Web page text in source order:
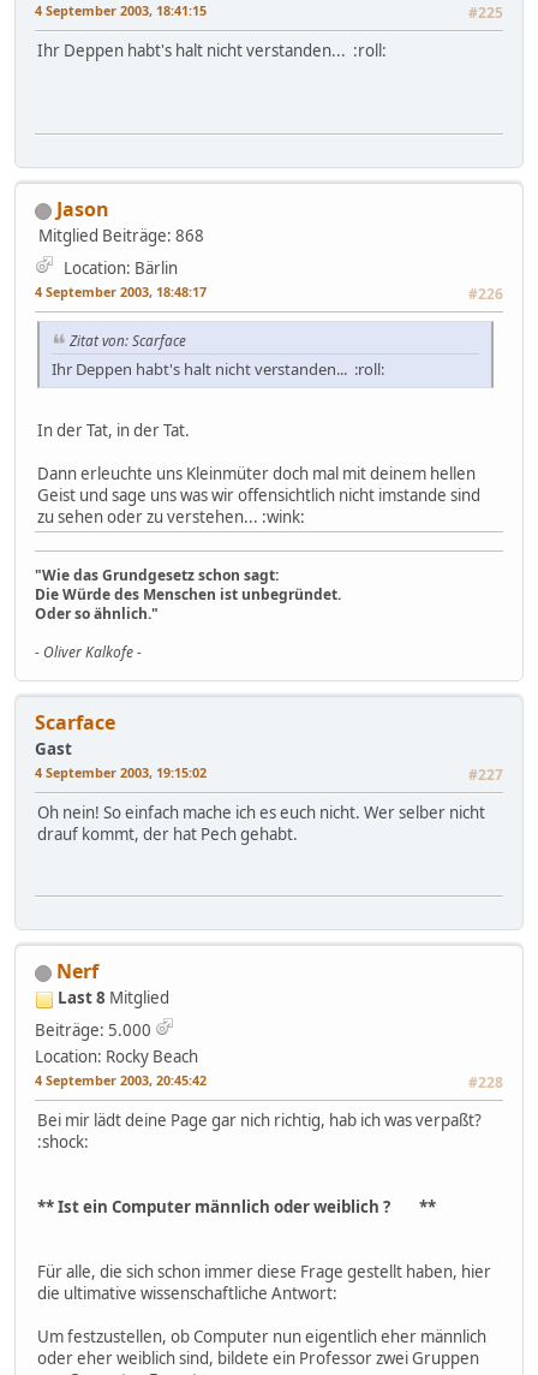
4 September 2003, 18:41:15 #225
Ihr Deppen habt's halt nicht verstanden... :roll:
Jason
Mitglied Beiträge: 868
Location: Bärlin
4 September 2003, 18:48:17 #226
Zitat von: Scarface
Ihr Deppen habt's halt nicht verstanden... :roll:
In der Tat, in der Tat.
Dann erleuchte uns Kleinmüter doch mal mit deinem hellen
Geist und sage uns was wir offensichtlich nicht imstande sind
zu sehen oder zu verstehen... :wink:
"Wie das Grundgesetz schon sagt:
Die Würde des Menschen ist unbegründet.
Oder so ähnlich."
- Oliver Kalkofe -
Scarface
Gast
4 September 2003, 19:15:02 #227
Oh nein! So einfach mache ich es euch nicht. Wer selber nicht
drauf kommt, der hat Pech gehabt.
Nerf
Last 8 Mitglied
Beiträge: 5.000
Location: Rocky Beach
4 September 2003, 20:45:42 #228
Bei mir lädt deine Page gar nich richtig, hab ich was verpaßt?
:shock:
** Ist ein Computer männlich oder weiblich ? **
Für alle, die sich schon immer diese Frage gestellt haben, hier
die ultimative wissenschaftliche Antwort:
Um festzustellen, ob Computer nun eigentlich eher männlich
oder eher weiblich sind, bildete ein Professor zwei Gruppen